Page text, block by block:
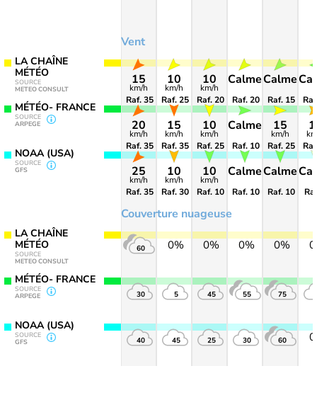
LA CHAÎNE
MÉTÉO
SOURCE
METEO CONSULT
MÉTÉO- FRANCE
SOURCE
ARPEGE
NOAA (USA)
SOURCE
GFS
LA CHAÎNE
MÉTÉO
SOURCE
METEO CONSULT
MÉTÉO- FRANCE
SOURCE
ARPEGE
NOAA (USA)
SOURCE
GFS
Vent
Couverture nuageuse
15
km/h
Raf. 35
20
km/h
Raf. 35
25
km/h
Raf. 35
60
30
40
10
km/h
Raf. 25
15
km/h
Raf. 35
10
km/h
Raf. 30
0%
5
45
10
km/h
Raf. 20
10
km/h
Raf. 25
10
km/h
Raf. 10
0%
45
25
Calme
Raf. 20
Calme
Raf. 10
Calme
Raf. 10
0%
55
30
Calme
Raf. 15
15
km/h
Raf. 25
Calme
Raf. 10
0%
75
60